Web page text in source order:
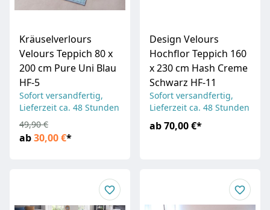
Kräuselverlours
Velours Teppich 80 x
200 cm Pure Uni Blau
HF-5
Sofort versandfertig,
Lieferzeit ca. 48 Stunden
ab30,00 €*
49,90 €
Design Velours
Hochflor Teppich 160
x 230 cm Hash Creme
Schwarz HF-11
Sofort versandfertig,
Lieferzeit ca. 48 Stunden
ab70,00 €*